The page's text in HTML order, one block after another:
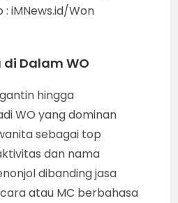
iMNews.id/Won
Dalam WO
hingga
WO yang dominan
sebagai top
dan nama
dibanding jasa
atau MC berbahasa